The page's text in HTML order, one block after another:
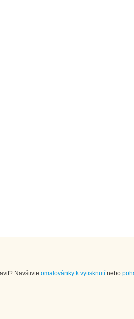
Navštivte omalovánky k vytisknutí nebo